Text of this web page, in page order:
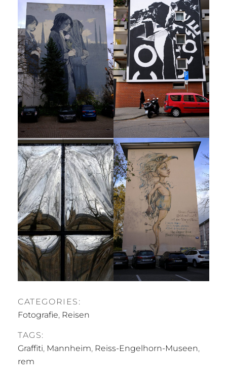
CATEGORIES:
Fotografie, Reisen
TAGS:
Graffiti, Mannheim, Reiss-Engelhorn-Museen,
rem